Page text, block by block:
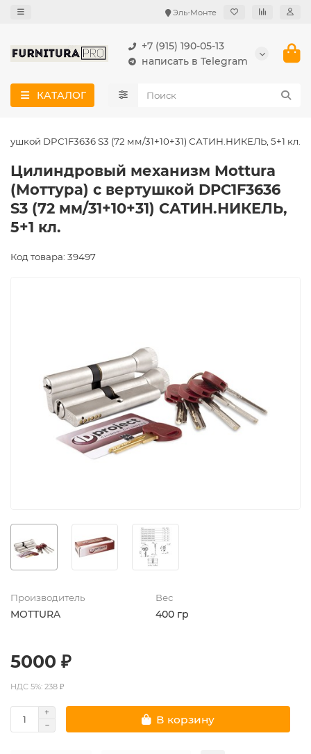
Эль-Монте
+7 (915) 190-05-13
написать в Telegram
КАТАЛОГ
DPC1F3636 S3 (72 мм/31+10+31) САТИН.НИКЕЛЬ, 5+1 кл.
Цилиндровый механизм Mottura
(Моттура) с вертушкой DPC1F3636
S3 (72 мм/31+10+31) САТИН.НИКЕЛЬ,
5+1 кл.
Код товара: 39497
Производитель
MOTTURA
Вес
400 гр
5000 ₽
НДС 5%: 238 ₽
В корзину